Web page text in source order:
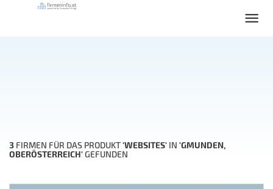
3 FIRMEN FÜR DAS PRODUKT'WEBSITES' IN 'GMUNDEN,
OBERÖSTERREICH'GEFUNDEN